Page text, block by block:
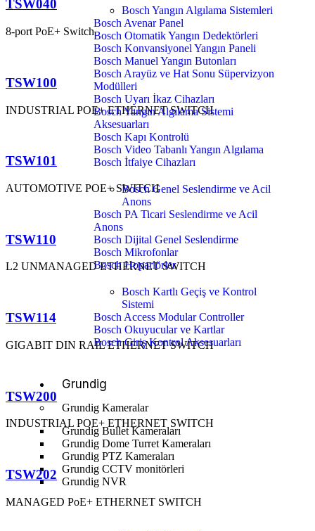
Bosch Yangın Algılama Sistemleri
Bosch Avenar Panel
Bosch Otomatik Yangın Dedektörleri
Bosch Konvansiyonel Yangın Paneli
Bosch Manuel Yangın Butonları
Bosch Arayüz ve Hat Sonu Süpervizyon
Modülleri
Bosch Uyarı İkaz Cihazları
Bosch Yangın Algılama Sistemi
Aksesuarları
Bosch Kapı Kontrolü
Bosch Video Tabanlı Yangın Algılama
Bosch İtfaiye Cihazları
Bosch Genel Seslendirme ve Acil
Anons
Bosch PA Ticari Seslendirme ve Acil
Anons
Bosch Dijital Genel Seslendirme
Bosch Mikrofonlar
Bosch Hoparlörler
Bosch Kartlı Geçiş ve Kontrol
Sistemi
Bosch Access Modular Controller
Bosch Okuyucular ve Kartlar
Bosch Giriş Kontrol Aksesuarları
Grundig
Grundig Kameralar
Grundig Bullet Kameraları
Grundig Dome Turret Kameraları
Grundig PTZ Kameraları
Grundig CCTV monitörleri
Grundig NVR
TSW040
8-port PoE+ Switch
TSW100
INDUSTRIAL POE+ ETHERNET SWITCH
TSW101
AUTOMOTIVE POE+ SWITCH
TSW110
L2 UNMANAGED ETHERNET SWITCH
TSW114
GIGABIT DIN RAIL ETHERNET SWITCH
TSW200
INDUSTRIAL POE+ ETHERNET SWITCH
TSW202
MANAGED PoE+ ETHERNET SWITCH